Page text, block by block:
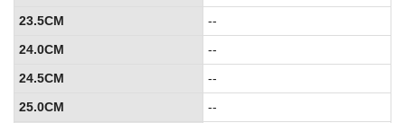
23.5CM
--
24.0CM
--
24.5CM
--
25.0CM
--